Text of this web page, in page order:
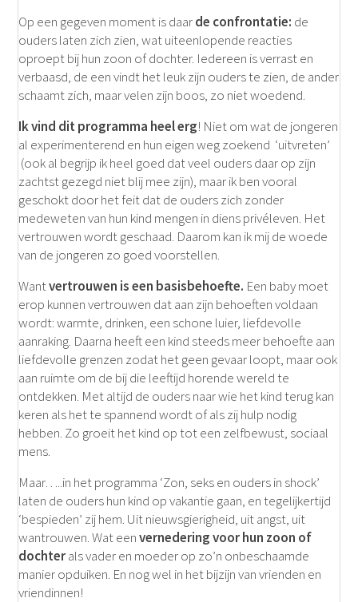
Op een gegeven moment is daarde confrontatie: de
ouders laten zich zien, wat uiteenlopende reacties
oproept bij hun zoon of dochter. Iedereen is verrast en
verbaasd, de een vindt het leuk zijn ouders te zien, de ander
schaamt zich, maar velen zijn boos, zo niet woedend.
Ik vind dit programma heel erg! Niet om wat de jongeren
al experimenterend en hun eigen weg zoekend ‘uitvreten’
(ook al begrijp ik heel goed dat veel ouders daar op zijn
zachtst gezegd niet blij mee zijn), maar ik ben vooral
geschokt door het feit dat de ouders zich zonder
medeweten van hun kind mengen in diens privéleven. Het
vertrouwen wordt geschaad. Daarom kan ik mij de woede
van de jongeren zo goed voorstellen.
Wantvertrouwen is een basisbehoefte. Een baby moet
erop kunnen vertrouwen dat aan zijn behoeften voldaan
wordt: warmte, drinken, een schone luier, liefdevolle
aanraking. Daarna heeft een kind steeds meer behoefte aan
liefdevolle grenzen zodat het geen gevaar loopt, maar ook
aan ruimte om de bij die leeftijd horende wereld te
ontdekken. Met altijd de ouders naar wie het kind terug kan
keren als het te spannend wordt of als zij hulp nodig
hebben. Zo groeit het kind op tot een zelfbewust, sociaal
mens.
Maar…..in het programma ‘Zon, seks en ouders in shock’
laten de ouders hun kind op vakantie gaan, en tegelijkertijd
‘bespieden’ zij hem. Uit nieuwsgierigheid, uit angst, uit
wantrouwen. Wat eenvernedering voor hun zoon of
dochterals vader en moeder op zo’n onbeschaamde
manier opduiken. En nog wel in het bijzijn van vrienden en
vriendinnen!